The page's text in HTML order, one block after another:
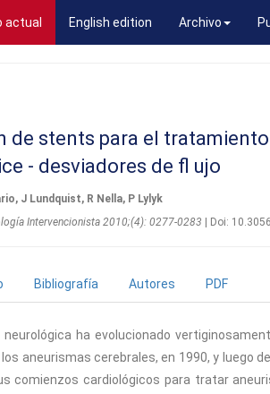
actual (current)English edition Archivo
de stents para el
- desviadores de fl ujo
J Lundquist, R Nella, P Lylyk
Intervencionista 2010;(4): 0277-0283 | Doi:
Bibliografía Autores PDF
neurológica ha evolucionado
aneurismas cerebrales, en 1990, y luego
comienzos cardiológicos para tratar